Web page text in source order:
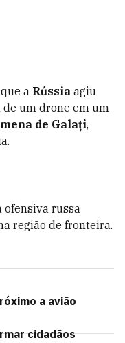
a Rússia agiu
de um drone em um
de Galați,
ofensiva russa
região de fronteira.
a avião
cidadãos